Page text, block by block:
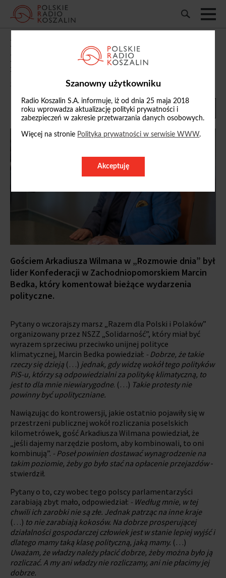
Szanowny użytkowniku
Radio Koszalin S.A. informuje, iż od dnia 25 maja 2018
roku wprowadza aktualizację polityki prywatności i
zabezpieczeń w zakresie przetwarzania danych osobowych.
Więcej na stronie Polityka prywatności w serwisie WWW.
Akceptuję
Marcin Bedka: uważam, że władzy należy
płacić dobrze, żeby można było ją
rozliczać
21/05/2026, 09:14
Gościem Arkadiusza Wilmana w „Rozmowie dnia” był
lider Konfederacji w Zachodniopomorskiem Marcin
Bedka, który komentował bieżące wydarzenia
polityczne.
Pytany o wczorajszy marsz „Razem dla Polski i Polaków”
organizowany przez NSZZ „Solidarność”, który miał być
wyrazem sprzeciwu przeciwko unijnej polityce
klimatycznej, Marcin Bedka powiedział: - Dobrze, że takie
rzeczy się dzieją (…) jednak, gdy widzę wokół tego polityków
PiS-u, którzy są odpowiedzialni za politykę klimatyczną, to
jest to dla mnie niewiarygodne. (…) Takie protesty nie
powinny być upolityczniane.
Nawiązując do kontrowersji, jakie ostatnio pojawiły się w
przestrzeni publicznej wokół rozliczania poselskich
kilometrówek, gość Arkadiusza Wilmana powiedział, że
„jeśli dajemy narzędzie posłom, aby kombinowali, to oni
kombinują”. - Poseł powinien dostawać wynagrodzenie na
takim poziomie, żeby go było stać na opłacenie przejazdów-
stwierdził.
Pytany o to, czy wobec tego polscy parlamentarzyści
zarabiają zbyt mało, odpowiedział: - Według mnie, w tej
chwili ich zarobki nie są złe. Jednak patrząc na inne kraje
(…) to nie zarabiają kokosów. Na dobrze prosperującej
działalności gospodarczej człowiek jest w stanie lepiej wyjść i
dlatego mamy taką klasę polityczną, jaką mamy. (…)
Uważam, że władzy należy płacić dobrze, żeby można było ją
rozliczać. A my ani władzy nie rozliczamy, ani nie płacimy jej
dobrze.